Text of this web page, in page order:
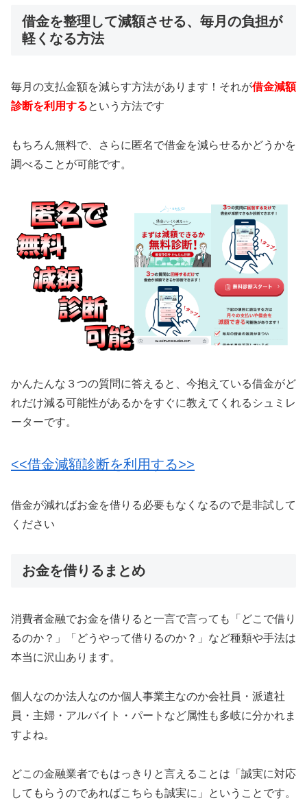
借金を整理して減額させる、毎月の負担が
軽くなる方法
毎月の支払金額を減らす方法があります！それが借金減額
診断を利用するという方法です
もちろん無料で、さらに匿名で借金を減らせるかどうかを
調べることが可能です。
かんたんな３つの質問に答えると、今抱えている借金がど
れだけ減る可能性があるかをすぐに教えてくれるシュミレ
ーターです。
<<借金減額診断を利用する>>
借金が減ればお金を借りる必要もなくなるので是非試して
ください
お金を借りるまとめ
消費者金融でお金を借りると一言で言っても「どこで借り
るのか？」「どうやって借りるのか？」など種類や手法は
本当に沢山あります。
個人なのか法人なのか個人事業主なのか会社員・派遣社
員・主婦・アルバイト・パートなど属性も多岐に分かれま
すよね。
どこの金融業者でもはっきりと言えることは「誠実に対応
してもらうのであればこちらも誠実に」ということです。